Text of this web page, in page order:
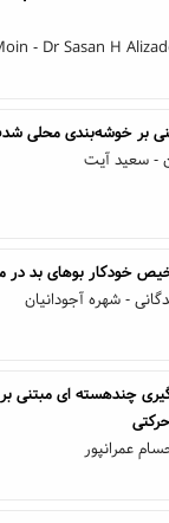
- Dr Sasan H
بر خوشه‌بندی محلی
- سعید آیت
خودکار بوهای بد در
- شهره آجودانیان
عمرانپور